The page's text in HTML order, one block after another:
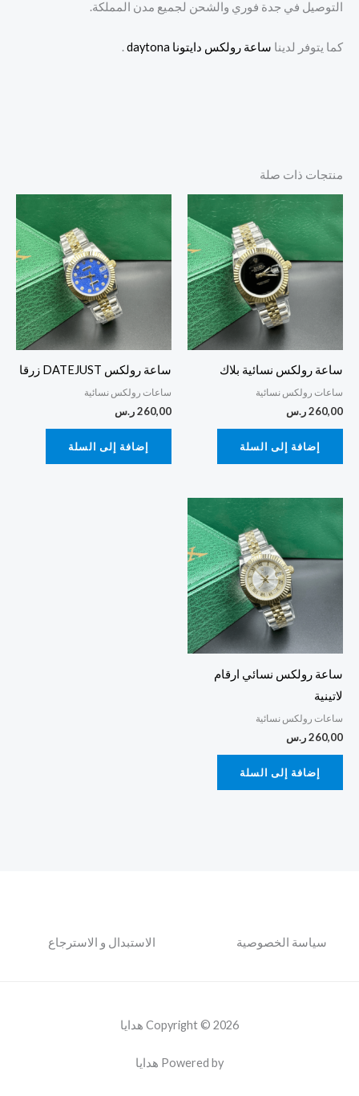
التوصيل في جدة فوري والشحن لجميع مدن المملكة.
كما يتوفر لدينا ساعة رولكس دايتونا daytona .
منتجات ذات صلة
ساعة رولكس نسائية بلاك
ساعات رولكس نسائية
260,00ر.س
إضافة إلى السلة
ساعة رولكس DATEJUST زرقا
ساعات رولكس نسائية
260,00ر.س
إضافة إلى السلة
ساعة رولكس نسائي ارقام
لاتينية
ساعات رولكس نسائية
260,00ر.س
إضافة إلى السلة
سياسة الخصوصية الاستبدال و الاسترجاع
Copyright © 2026 هدايا
Powered by هدايا